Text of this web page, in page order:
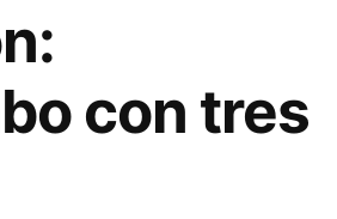
con tres